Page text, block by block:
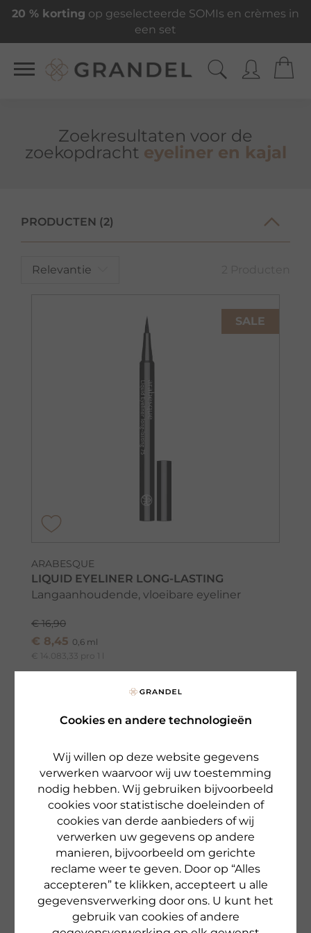
Cookies en andere technologieën
Wij willen op deze website gegevens
verwerken waarvoor wij uw toestemming
nodig hebben. Wij gebruiken bijvoorbeeld
cookies voor statistische doeleinden of
cookies van derde aanbieders of wij
verwerken uw gegevens op andere
manieren, bijvoorbeeld om gerichte
reclame weer te geven. Door op “Alles
accepteren” te klikken, accepteert u alle
gegevensverwerking door ons. U kunt het
gebruik van cookies of andere
20 % korting op geselecteerde SOMIs en crèmes in
een set
Zoekresultaten voor de
zoekopdracht eyeliner en kajal
PRODUCTEN (2)
Relevantie
SALE
ARABESQUE
LIQUID EYELINER LONG-LASTING
Langaanhoudende, vloeibare eyeliner
€ 16,90
€ 8,45 0,6 ml
€ 14.083,33 pro 1 l
naar het product
SALE